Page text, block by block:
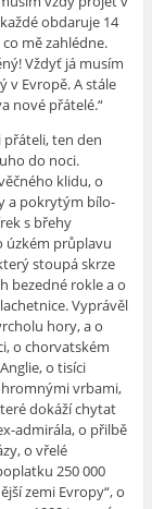
obdaruje 14
mě zahlédne.
Vždyť já musím
v Evropě. A stále
nové přátelé.“
přáteli, ten den
do noci.
klidu, o
a pokrytým bílo-
s břehy
úzkém průplavu
stoupá skrze
bezedné rokle a o
Vyprávěl
hory, a o
o chorvatském
o tisíci
vrbami,
dokáží chytat
admirála, o přilbě
o vřelé
250 000
zemi Evropy“, o